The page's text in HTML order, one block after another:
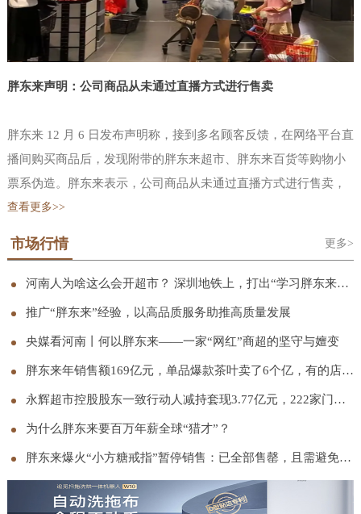
零售业中不断发展的创新进步，NGA
Show是必须参加的盛会。这是店铺商唯
胖东来声明：公司商品从未通过直播方式进行售卖
胖东来 12 月 6 日发布声明称，接到多名顾客反馈，在网络平台直
播间购买商品后，发现附带的胖东来超市、胖东来百货等购物小
票系伪造。胖东来表示，公司商品从未通过直播方式进行售卖，
也并未授权任何单位或个人开设网店、代购商品、直播卖货等行
重告知正在实施上述行为的单位或个人立即停止相关行为，公司
会采取包括但不限于向行政部门举报、向平台投诉、启动诉讼等
必要措施，依法追究其法律责任。胖东来还曾在 11 月发文称，网
中使用于东来的视频切片进行带货宣传以此谋取不当利益的行
为，胖东来从未授权过任何平台、任何账号进行网络直播带货。
胖东来已累计发现侵权直播间 120 个、侵权视频超过 1.5 万条，
其中约 11900 条视频已完成下架处理，相关侵权账号也已全部取
进处理。胖东来创始人于东来早在 2024 年底就在社交平台连发三
查看更多>>
市场行情 更多>
河南人为啥这么会开超市？ 深圳地铁上，打出“学习胖东来”宣传语
推广“胖东来”经验，以高品质服务助推高质量发展
央媒看河南丨何以胖东来——一家“网红”商超的坚守与嬗变
胖东来年销售额169亿元，单品爆款茶叶卖了6个亿，有的店只营业5小时
永辉超市控股股东一致行动人减持套现3.77亿元，222家门店完成胖东来模式调改
为什么胖东来要百万年薪全球“猎才”？
胖东来爆火“小方糖戒指”暂停销售：已全部售罄，且需避免集中抢购；此前被称“1克拉钻戒平替”